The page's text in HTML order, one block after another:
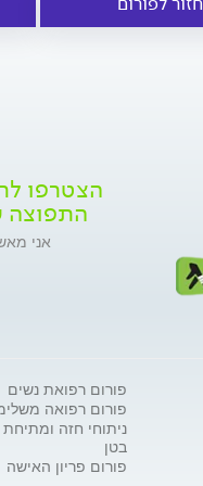
הצטרפו
התפוצה
אני
פורום רפואת נשים
פורום רפואה
ניתוחי חזה ומתיחת
בטן
פורום פריון האישה